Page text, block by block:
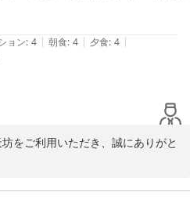
時々フィルターの掃除をして欲しい
ョン: 4 | 朝食: 4 | 夕食: 4 |
をご利用いただき、誠にありがと